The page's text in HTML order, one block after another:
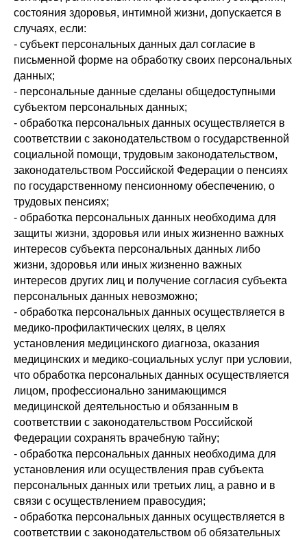
состояния здоровья, интимной жизни, допускается в
случаях, если:
- субъект персональных данных дал согласие в
письменной форме на обработку своих персональных
данных;
- персональные данные сделаны общедоступными
субъектом персональных данных;
- обработка персональных данных осуществляется в
соответствии с законодательством о государственной
социальной помощи, трудовым законодательством,
законодательством Российской Федерации о пенсиях
по государственному пенсионному обеспечению, о
трудовых пенсиях;
- обработка персональных данных необходима для
защиты жизни, здоровья или иных жизненно важных
интересов субъекта персональных данных либо
жизни, здоровья или иных жизненно важных
интересов других лиц и получение согласия субъекта
персональных данных невозможно;
- обработка персональных данных осуществляется в
медико-профилактических целях, в целях
установления медицинского диагноза, оказания
медицинских и медико-социальных услуг при условии,
что обработка персональных данных осуществляется
лицом, профессионально занимающимся
медицинской деятельностью и обязанным в
соответствии с законодательством Российской
Федерации сохранять врачебную тайну;
- обработка персональных данных необходима для
установления или осуществления прав субъекта
персональных данных или третьих лиц, а равно и в
связи с осуществлением правосудия;
- обработка персональных данных осуществляется в
соответствии с законодательством об обязательных